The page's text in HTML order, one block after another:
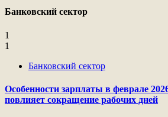
Банковский сектор
1
1
Банковский сектор
Особенности зарплаты в феврале
повлияет сокращение рабочих дней